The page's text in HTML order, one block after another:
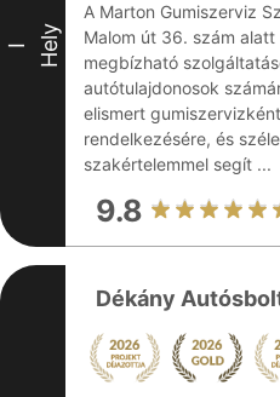
I Hely
A Marton Gumiszerviz
Malom út 36. szám alatt
megbízható
autótulajdonosok
elismert
rendelkezésére, és
szakértelemmel segít ...
9.8
Dékány